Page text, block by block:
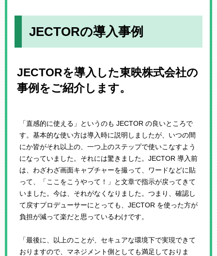
JECTORの導入事例
JECTORを導入した東映株式会社の
事例をご紹介します。
「直感的に使える」というのも JECTOR の良いところで
す。基本的な使い方は導入時に説明しましたが、いつの間
にか皆がそれ以上の、一つ上のステップで使いこなすよう
になっていました。それには驚きました。JECTOR 導入前
は、わざわざ画面キャプチャーを撮って、ワードなどに貼
って、「ここをこうやって！」と文章で指示が戻ってきて
いました。今は、それがなくなりました。つまり、確認し
て戻すプロデューサーにとっても、JECTOR を使った方が
負担が減って楽だと思っているわけです。
「最後に、以上のことが、セキュアな環境下で実現できて
おりますので、マネジメント側としても満足しておりま